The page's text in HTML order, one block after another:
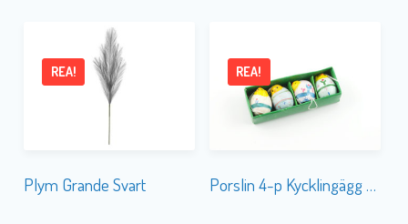
Plym Grande Svart
REA!
Porslin 4-p Kycklingägg Hänge
REA!